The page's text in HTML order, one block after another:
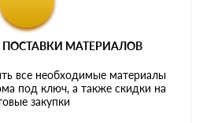
МАТЕРИАЛОВ
все необходимые материалы
под ключ, а также скидки на
закупки